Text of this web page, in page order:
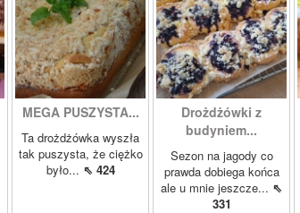
MEGA PUSZYSTA...
Ta drożdżówka wyszła
tak puszysta, że ciężko
było... ⇖ 424
Drożdżówki z
budyniem...
Sezon na jagody co
prawda dobiega końca
ale u mnie jeszcze... ⇖
331